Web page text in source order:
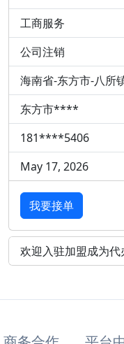
工商服务
公司注销
海南省-东方市-八所
东方市****
181****5406
May 17, 2026
我要接单
欢迎入驻加盟成为